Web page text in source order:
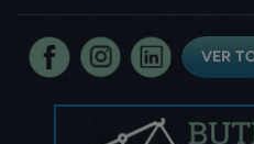
VER